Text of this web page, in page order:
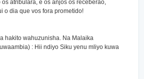
os atribulará, e os anjos os receberão,
o dia que vos fora prometido!
hakito wahuzunisha. Na Malaika
: Hii ndiyo Siku yenu mliyo kuwa